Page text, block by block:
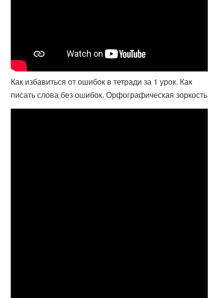
Как избавиться от ошибок в тетради за 1 урок. Как
писать слова без ошибок. Орфографическая зоркость